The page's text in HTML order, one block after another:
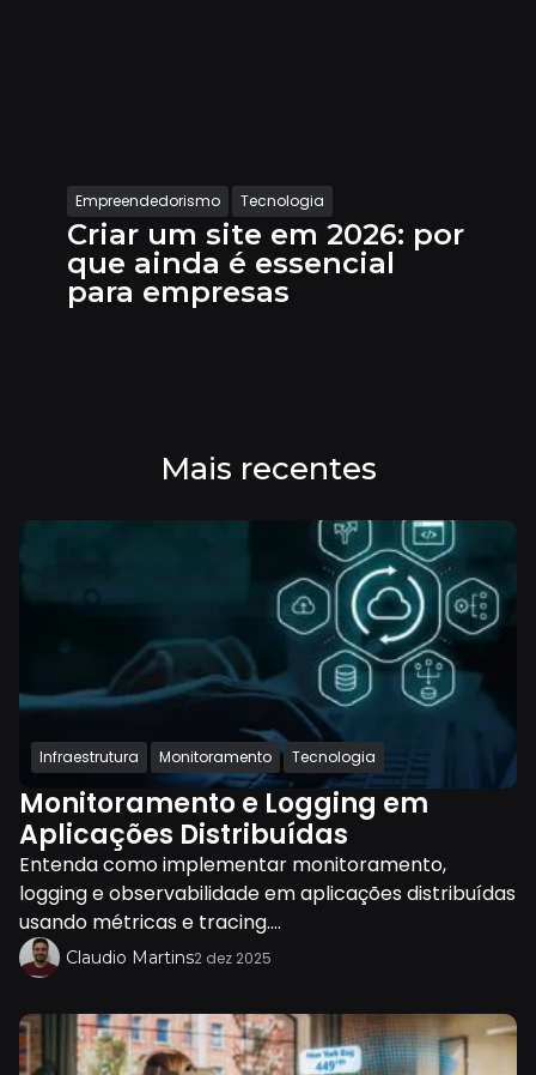
Empreendedorismo Tecnologia
Criar um site em 2026: por
que ainda é essencial
para empresas
Mais recentes
Infraestrutura Monitoramento Tecnologia
Monitoramento e Logging em
Aplicações Distribuídas
Entenda como implementar monitoramento,
logging e observabilidade em aplicações distribuídas
usando métricas e tracing....
Claudio Martins2 dez 2025